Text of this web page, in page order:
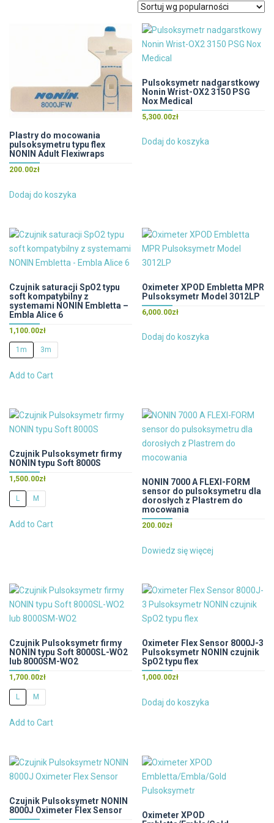
popularności
Plastry do mocowania
pulsoksymetru typu flex
NONIN Adult Flexiwraps
200.00zł
Dodaj do koszyka
Pulsoksymetr nadgarstkowy
Nonin Wrist-OX2 3150 PSG
Nox Medical
5,300.00zł
Dodaj do koszyka
Czujnik saturacji SpO2 typu
soft kompatybilny z
systemami NONIN Embletta –
Embla Alice 6
1,100.00zł
1m 3m
Add to Cartprodukt
wariantów.
można
wybrać
Oximeter XPOD Embletta MPR
Pulsoksymetr Model 3012LP
6,000.00zł
Dodaj do koszyka
Czujnik Pulsoksymetr firmy
NONIN typu Soft 8000S
1,500.00zł
L M
Add to Cartprodukt
Opcje
można
wybrać
stronie
produktu
NONIN 7000 A FLEXI-FORM
sensor do pulsoksymetru dla
dorosłych z Plastrem do
mocowania
200.00zł
Dowiedz się więcej
Czujnik Pulsoksymetr firmy
NONIN typu Soft 8000SL-WO2
lub 8000SM-WO2
1,700.00zł
L M
Add to Cartprodukt
wariantów.
można
wybrać
Oximeter Flex Sensor 8000J-3
Pulsoksymetr NONIN czujnik
SpO2 typu flex
1,000.00zł
Dodaj do koszyka
Czujnik Pulsoksymetr NONIN
8000J Oximeter Flex Sensor
Oximeter XPOD